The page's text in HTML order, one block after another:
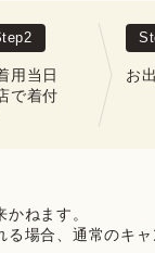
2
用当日
で着付
お
ねます。
る場合、通常のキ